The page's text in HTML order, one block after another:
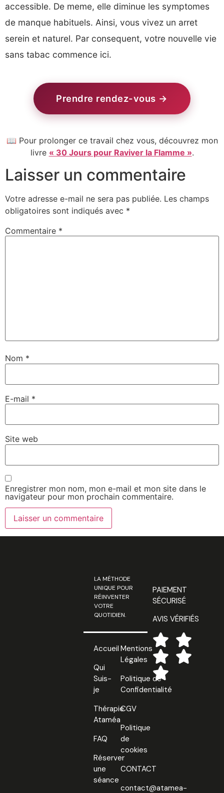
accessible. De meme, elle diminue les symptomes
de manque habituels. Ainsi, vous vivez un arret
serein et naturel. Par consequent, votre nouvelle vie
sans tabac commence ici.
Prendre rendez-vous →
📖 Pour prolonger ce travail chez vous, découvrez mon
livre « 30 Jours pour Raviver la Flamme ».
Laisser un commentaire
Votre adresse e-mail ne sera pas publiée. Les champs
obligatoires sont indiqués avec *
Commentaire *
Nom *
E-mail *
Site web
Enregistrer mon nom, mon e-mail et mon site dans le
navigateur pour mon prochain commentaire.
LA MÉTHODE
UNIQUE POUR
RÉINVENTER
VOTRE
QUOTIDIEN.
Accueil
Qui
Suis-
je
Thérapie
Ataméa
FAQ
Réserver
une
séance
Mentions
Légales
Politique de
Confidentialité
CGV
Politique
de
cookies
CONTACT
contact@atamea-
PAIEMENT
SÉCURISÉ
AVIS VÉRIFIÉS